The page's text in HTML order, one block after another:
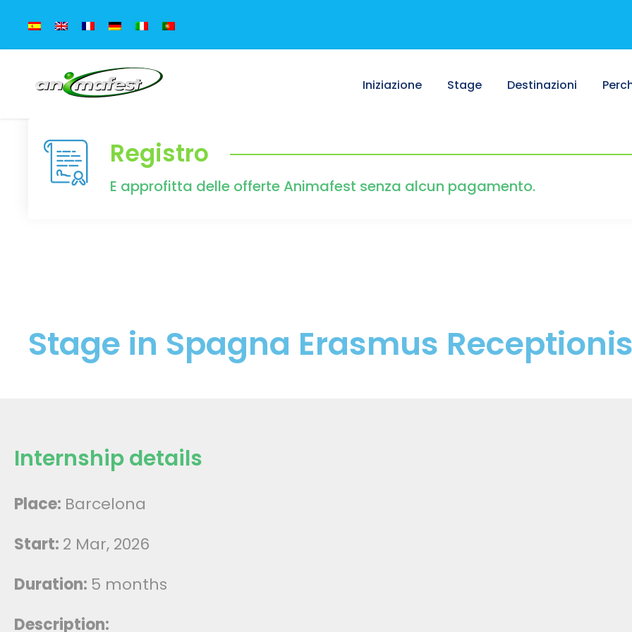
Iniziazione Stage Destinazioni
Registro
E approfitta delle offerte Animafest senza alcun pagamento.
Stage in Spagna Erasmus
Internship details
Place: Barcelona
Start: 2 Mar, 2026
Duration: 5 months
Description: